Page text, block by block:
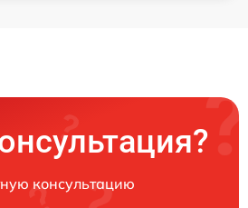
консультацию